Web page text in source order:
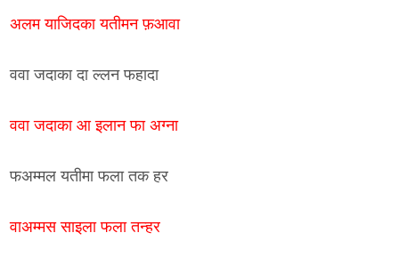
अलम याजिदका यतीमन फ़आवा
ववा जदाका दा ल्लन फहादा
ववा जदाका आ इलान फा अग्ना
फअम्मल यतीमा फला तक हर
वाअम्मस साइला फला तन्हर